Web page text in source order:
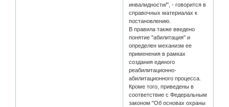
инвалидности/", - говорится в
справочных материалах к
постановлению.
В правила также введено
понятие "абилитация" и
определен механизм ее
применения в рамках
создания единого
реабилитационно-
абилитационного процесса.
Кроме того, приведены в
соответствие с Федеральным
законом "Об основах охраны